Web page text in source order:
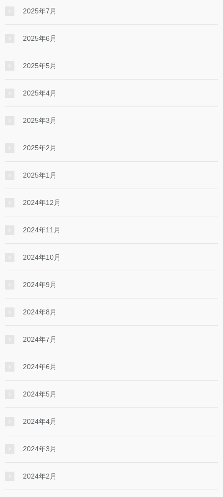
2025年7月
2025年6月
2025年5月
2025年4月
2025年3月
2025年2月
2025年1月
2024年12月
2024年11月
2024年10月
2024年9月
2024年8月
2024年7月
2024年6月
2024年5月
2024年4月
2024年3月
2024年2月